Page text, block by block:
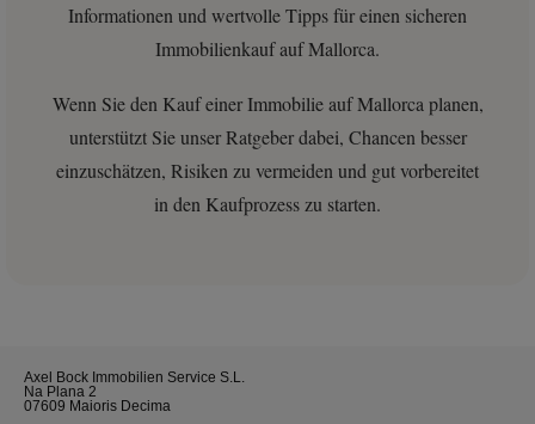
Informationen und wertvolle Tipps für einen sicheren
Immobilienkauf auf Mallorca.
Wenn Sie den Kauf einer Immobilie auf Mallorca planen,
unterstützt Sie unser Ratgeber dabei, Chancen besser
einzuschätzen, Risiken zu vermeiden und gut vorbereitet
in den Kaufprozess zu starten.
Axel Bock Immobilien Service S.L.
Na Plana 2
07609 Maioris Decima